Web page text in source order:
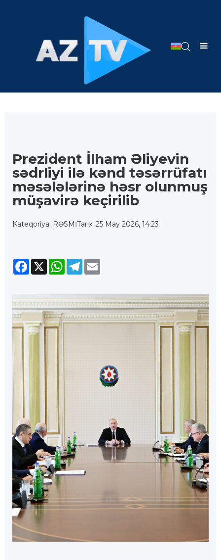
Prezident İlham Əliyevin
sədrliyi ilə kənd təsərrüfatı
məsələlərinə həsr olunmuş
müşavirə keçirilib
Kateqoriya: RƏSMİTarix: 25 May 2026, 14:23
Facebook
X WhatsApp
Telegram